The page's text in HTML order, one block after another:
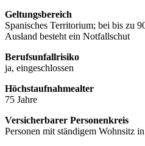
Geltungsbereich
Spanisches Territorium; bei bis zu
Ausland besteht ein Notfallschut
Berufsunfallrisiko
ja, eingeschlossen
Höchstaufnahmealter
75 Jahre
Versicherbarer Personenkreis
Personen mit ständigem Wohnsitz